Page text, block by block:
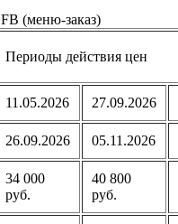
(меню-заказ)
Периоды действия цен
11.05.2026 27.09.2026
26.09.2026 05.11.2026
34 000
руб.
40 800
руб.